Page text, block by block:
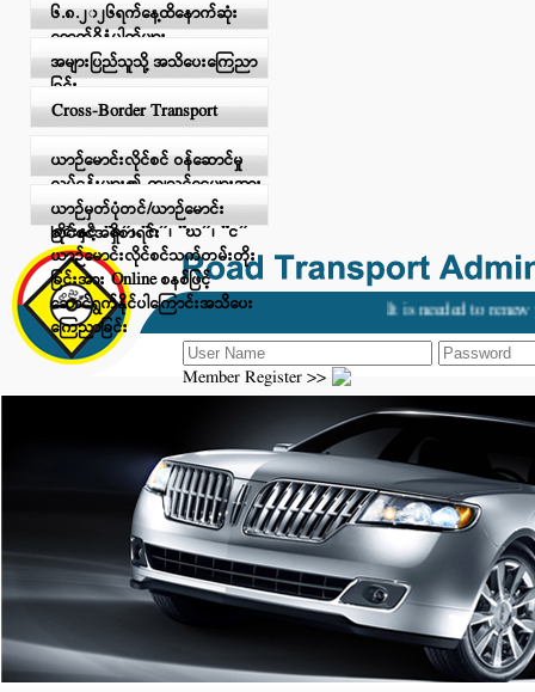
၆.၈.၂၀၂၆ရက်နေ့ထိနောက်ဆုံး
ရောက်ရှိနံပါတ်များ
အများပြည်သူသို့ အသိပေးကြေညာ
ခြင်း
Cross-Border Transport
ယာဉ်မောင်းလိုင်စင် ဝန်ဆောင်မှု
လုပ်ငန်းများ၏ ကျသင့်ငွေများအား
Digital Payment ဖြင့် ငွေပေးချေ
ခြင်းနှင့် “ခ”၊ “ဂ”၊ “ဃ”၊ “င”
ယာဉ်မောင်းလိုင်စင်သက်တမ်းတိုး
ခြင်းအား Online စနစ်ဖြင့်
ဆောင်ရွက်နိုင်ပါကြောင်းအသိပေး
ကြေညာခြင်း
ယာဉ်မှတ်ပုံတင်/ယာဉ်မောင်း
လိုင်စင်အရှိစာရင်း
It is needed to renew
Member Register >>